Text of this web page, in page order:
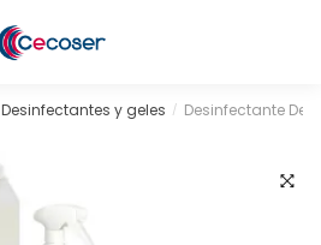
Desinfectantes y geles / Desinfectante